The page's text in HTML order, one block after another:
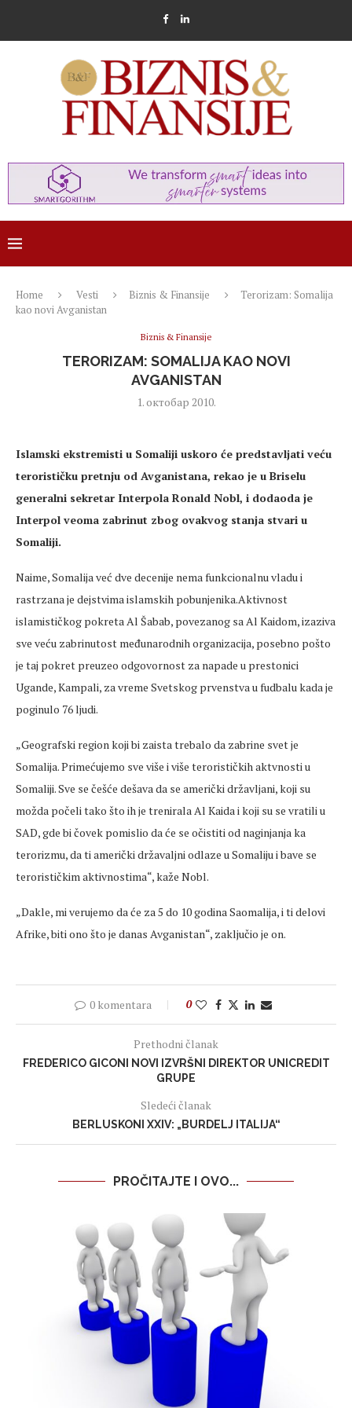
Home Vesti Biznis & Finansije
Terorizam: Somalija
kao novi Avganistan
Biznis & Finansije
TERORIZAM: SOMALIJA KAO NOVI
AVGANISTAN
1. октобар 2010.
Islamski ekstremisti u Somaliji uskoro će predstavljati veću
terorističku pretnju od Avganistana, rekao je u Briselu
generalni sekretar Interpola Ronald Nobl, i dodaoda je
Interpol veoma zabrinut zbog ovakvog stanja stvari u
Somaliji.
Naime, Somalija već dve decenije nema funkcionalnu vladu i
rastrzana je dejstvima islamskih pobunjenika.Aktivnost
islamističkog pokreta Al Šabab, povezanog sa Al Kaidom, izaziva
sve veću zabrinutost međunarodnih organizacija, posebno pošto
je taj pokret preuzeo odgovornost za napade u prestonici
Ugande, Kampali, za vreme Svetskog prvenstva u fudbalu kada je
poginulo 76 ljudi.
„Geografski region koji bi zaista trebalo da zabrine svet je
Somalija. Primećujemo sve više i više terorističkih aktvnosti u
Somaliji. Sve se češće dešava da se američki državljani, koji su
možda počeli tako što ih je trenirala Al Kaida i koji su se vratili u
SAD, gde bi čovek pomislio da će se očistiti od naginjanja ka
terorizmu, da ti američki državaljni odlaze u Somaliju i bave se
terorističkim aktivnostima“, kaže Nobl.
„Dakle, mi verujemo da će za 5 do 10 godina Saomalija, i ti delovi
Afrike, biti ono što je danas Avganistan“, zaključio je on.
0 komentara 0
Prethodni članak
FREDERICO GICONI NOVI IZVRŠNI DIREKTOR UNICREDIT
GRUPE
Sledeći članak
BERLUSKONI XXIV: „BURDELJ ITALIJA“
PROČITAJTE I OVO...